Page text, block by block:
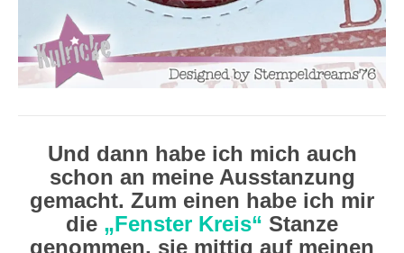
Und dann habe ich mich auch
schon an meine Ausstanzung
gemacht. Zum einen habe ich mir
die „Fenster Kreis“ Stanze
genommen, sie mittig auf meinen